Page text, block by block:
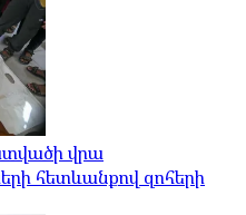
վրա
հետևանքով զոհերի